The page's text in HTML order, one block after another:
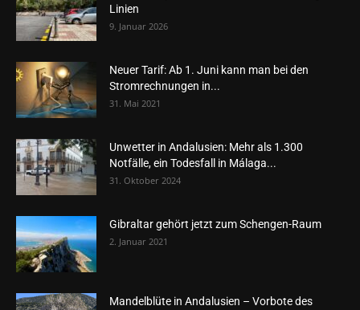
Linien
9. Januar 2026
Neuer Tarif: Ab 1. Juni kann man bei den
Stromrechnungen in...
31. Mai 2021
Unwetter in Andalusien: Mehr als 1.300
Notfälle, ein Todesfall in Málaga...
31. Oktober 2024
Gibraltar gehört jetzt zum Schengen-Raum
2. Januar 2021
Mandelblüte in Andalusien – Vorbote des